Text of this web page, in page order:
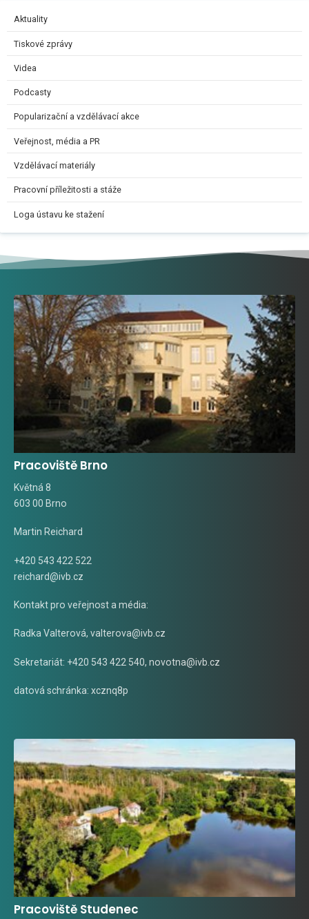
Aktuality
Tiskové zprávy
Videa
Podcasty
Popularizační a vzdělávací akce
Veřejnost, média a PR
Vzdělávací materiály
Pracovní příležitosti a stáže
Loga ústavu ke stažení
Pracoviště Brno
Květná 8
603 00 Brno
Martin Reichard
+420 543 422 522
reichard@ivb.cz
Kontakt pro veřejnost a média:
Radka Valterová, valterova@ivb.cz
Sekretariát: +420 543 422 540, novotna@ivb.cz
datová schránka: xcznq8p
Pracoviště Studenec